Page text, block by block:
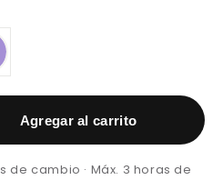
Agregar al carrito
de cambio · Máx. 3 horas de